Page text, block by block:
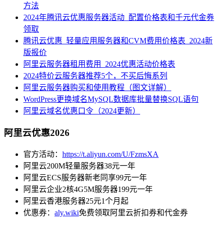
方法
2024年腾讯云优惠服务器活动_配置价格表和千元代金券
领取
腾讯云优惠_轻量应用服务器和CVM费用价格表_2024新
版报价
阿里云服务器租用费用_2024优惠活动价格表
2024特价云服务器推荐5个，不买后悔系列
阿里云服务器购买和使用教程（图文详解）
WordPress更换域名MySQL数据库批量替换SQL语句
阿里云域名优惠口令（2024更新）
阿里云优惠2026
官方活动： https://t.aliyun.com/U/FzmsXA
阿里云200M轻量服务器38元一年
阿里云ECS服务器新老同享99元一年
阿里云企业2核4G5M服务器199元一年
阿里云香港服务器25元1个月起
优惠券： aly.wiki免费领取阿里云折扣券和代金券